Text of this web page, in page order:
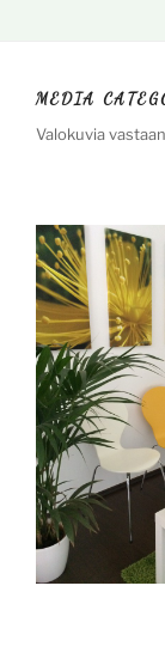
MEDIA
Valokuvia